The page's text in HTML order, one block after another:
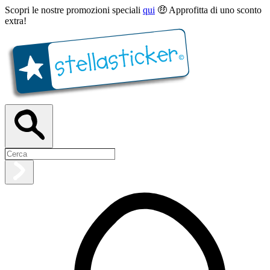
Scopri le nostre promozioni speciali qui 🤑 Approfitta di uno sconto
extra!